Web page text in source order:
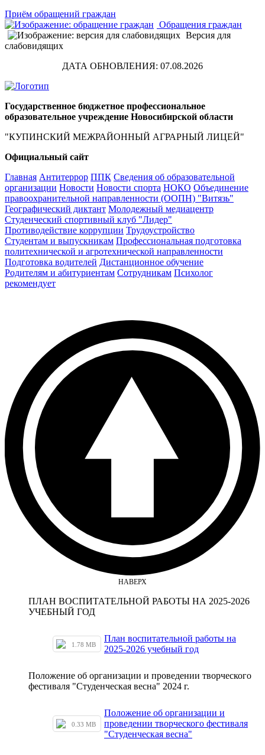
Приём обращений граждан
Обращения граждан
Версия для
слабовидящих
ДАТА ОБНОВЛЕНИЯ: 07.08.2026
Государственное бюджетное профессиональное
образовательное учреждение Новосибирской области
"КУПИНСКИЙ МЕЖРАЙОННЫЙ АГРАРНЫЙ ЛИЦЕЙ"
Официальный сайт
Главная Антитеррор ППК Сведения об образовательной
организации Новости Новости спорта НОКО Объединение
правоохранительной направленности (ООПН) "Витязь"
Географический диктант Молодежный медиацентр
Студенческий спортивный клуб "Лидер"
Противодействие коррупции Трудоустройство
Студентам и выпускникам Профессиональная подготовка
политехнической и агротехнической направленности
Подготовка водителей Дистанционное обучение
Родителям и абитуриентам Сотрудникам Психолог
рекомендует
НАВЕРХ
ПЛАН ВОСПИТАТЕЛЬНОЙ РАБОТЫ НА 2025-2026
УЧЕБНЫЙ ГОД
1.78 MB
План воспитательной работы на
2025-2026 учебный год
Положение об организации и проведении творческого
фестиваля "Студенческая весна" 2024 г.
0.33 MB
Положение об организации и
проведении творческого фестиваля
"Студенческая весна"